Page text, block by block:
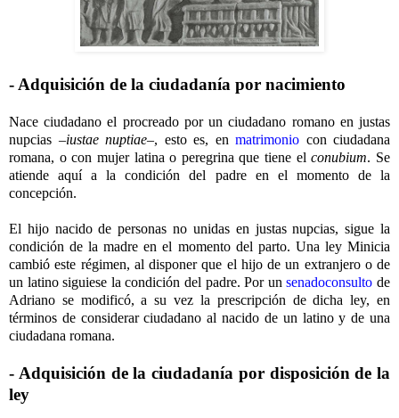
- Adquisición de la ciudadanía por nacimiento
Nace ciudadano el procreado por un ciudadano romano en justas
nupcias –iustae nuptiae–, esto es, en matrimonio con ciudadana
romana, o con mujer latina o peregrina que tiene elconubium. Se
atiende aquí a la condición del padre en el momento de la
concepción.
El hijo nacido de personas no unidas en justas nupcias, sigue la
condición de la madre en el momento del parto. Una ley Minicia
cambió este régimen, al disponer que el hijo de un extranjero o de
un latino siguiese la condición del padre. Por unsenadoconsulto de
Adriano se modificó, a su vez la prescripción de dicha ley, en
términos de considerar ciudadano al nacido de un latino y de una
ciudadana romana.
- Adquisición de la ciudadanía por disposición de la
ley